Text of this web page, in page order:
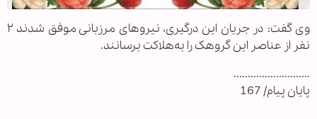
وی گفت: در جریان این درگیری، نیروهای مرزبانی موفق شدند ۲
نفر از عناصر این گروهک را به‌هلاکت برسانند.
...........................
پایان پیام/ 167